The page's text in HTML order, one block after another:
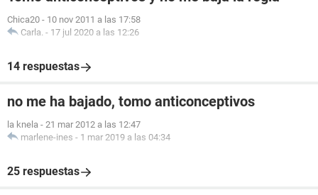
Chica20 - 10 nov 2011 a las 17:58
Carla. - 17 jul 2020 a las 12:26
14 respuestas
no me ha bajado, tomo anticonceptivos
la knela - 21 mar 2012 a las 12:47
marlene-ines - 1 mar 2019 a las 04:34
25 respuestas